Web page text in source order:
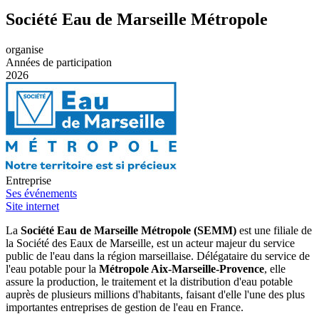
Société Eau de Marseille Métropole
organise
Années de participation
2026
Entreprise
Ses événements
Site internet
La Société Eau de Marseille Métropole (SEMM) est une filiale de
la Société des Eaux de Marseille, est un acteur majeur du service
public de l'eau dans la région marseillaise. Délégataire du service de
l'eau potable pour la Métropole Aix-Marseille-Provence, elle
assure la production, le traitement et la distribution d'eau potable
auprès de plusieurs millions d'habitants, faisant d'elle l'une des plus
importantes entreprises de gestion de l'eau en France.